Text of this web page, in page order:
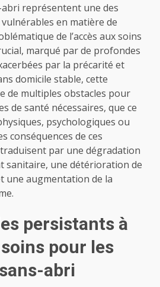
représentent une des
en matière de
de l’accès aux soins
marqué par de profondes
par la précarité et
domicile stable, cette
de multiples obstacles pour
de santé nécessaires, que ce
psychologiques ou
conséquences de ces
traduisent par une dégradation
sanitaire, une détérioration de
une augmentation de la
persistants à
soins pour les
abri